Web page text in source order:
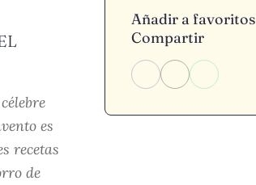
es
recetas
de
Añadir a favoritos
Compartir